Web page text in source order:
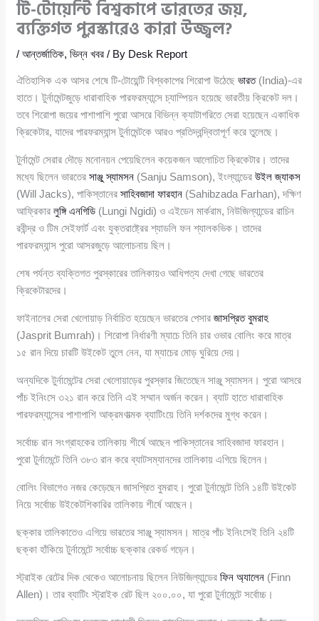
টি-টোয়েন্টি বিশ্বকাপে ভারতের জয়,
ব্যক্তিগত পুরস্কারেও কারা উজ্জ্বল?
/আন্তর্জাতিক,ভিন্ন খবর / By Desk Report
ঐতিহাসিক এক আসর শেষে টি-টোয়েন্টি বিশ্বকাপের শিরোপা উঠেছেভারত(India)-এর
হাতে। টুর্নামেন্টজুড়ে ধারাবাহিক পারফরম্যান্সে চ্যাম্পিয়ন হয়েছে ভারতীয় ক্রিকেট দল।
তবে শিরোপা জয়ের পাশাপাশি পুরো আসরে বিভিন্ন ক্যাটাগরিতে সেরা হয়েছেন একাধিক
ক্রিকেটার, যাদের পারফরম্যান্স টুর্নামেন্টকে আরও প্রতিদ্বন্দ্বিতাপূর্ণ করে তুলেছে।
টুর্নামেন্ট সেরার দৌড়ে মনোনয়ন পেয়েছিলেন কয়েকজন আলোচিত ক্রিকেটার। তাদের
মধ্যে ছিলেন ভারতেরসাঞ্জু স্যামসন (Sanju Samson), ইংল্যান্ডেরউইল জ্যাকস
(Will Jacks), পাকিস্তানেরসাহিবজাদা ফারহান (Sahibzada Farhan), দক্ষিণ
আফ্রিকারলুঙ্গি এনগিডি (Lungi Ngidi) ও এইডেন মার্করাম, নিউজিল্যান্ডের রাচিন
রবীন্দ্র ও টিম সেইফার্ট এবং যুক্তরাষ্ট্রের শ্যাডলি ফন শ্যালকভিক। তাদের
পারফরম্যান্স পুরো আসরজুড়ে আলোচনায় ছিল।
শেষ পর্যন্ত ব্যক্তিগত পুরস্কারের তালিকায়ও আধিপত্য দেখা গেছে ভারতের
ক্রিকেটারদের।
ফাইনালের সেরা খেলোয়াড় নির্বাচিত হয়েছেন ভারতের পেসারজাসপ্রিত বুমরাহ
(Jasprit Bumrah)। শিরোপা নির্ধারণী ম্যাচে তিনি চার ওভার বোলিং করে মাত্র
১৫ রান দিয়ে চারটি উইকেট তুলে নেন, যা ম্যাচের মোড় ঘুরিয়ে দেয়।
অন্যদিকে টুর্নামেন্টের সেরা খেলোয়াড়ের পুরস্কার জিতেছেন সাঞ্জু স্যামসন। পুরো আসরে
পাঁচ ইনিংসে ৩২১ রান করে তিনি এই সম্মান অর্জন করেন। ব্যাট হাতে ধারাবাহিক
পারফরম্যান্সের পাশাপাশি আক্রমণাত্মক ব্যাটিংয়ে তিনি দর্শকদের মুগ্ধ করেন।
সর্বোচ্চ রান সংগ্রাহকের তালিকায় শীর্ষে আছেন পাকিস্তানের সাহিবজাদা ফারহান।
পুরো টুর্নামেন্টে তিনি ৩৮৩ রান করে ব্যাটসম্যানদের তালিকায় এগিয়ে ছিলেন।
বোলিং বিভাগেও নজর কেড়েছেন জাসপ্রিত বুমরাহ। পুরো টুর্নামেন্টে তিনি ১৪টি উইকেট
নিয়ে সর্বোচ্চ উইকেটশিকারির তালিকায় শীর্ষে আছেন।
ছক্কার তালিকাতেও এগিয়ে ভারতের সাঞ্জু স্যামসন। মাত্র পাঁচ ইনিংসেই তিনি ২৪টি
ছক্কা হাঁকিয়ে টুর্নামেন্টে সর্বোচ্চ ছক্কার রেকর্ড গড়েন।
স্ট্রাইক রেটের দিক থেকেও আলোচনায় ছিলেন নিউজিল্যান্ডেরফিন অ্যালেন (Finn
Allen)। তার ব্যাটিং স্ট্রাইক রেট ছিল ২০০.০০, যা পুরো টুর্নামেন্টে সর্বোচ্চ।